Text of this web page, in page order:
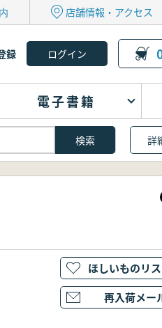
店舗情報・アクセス
録
電子書籍
詳
ほしいものリ
再入荷メー